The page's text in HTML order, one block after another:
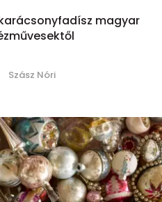
magyar
Szász Nóri